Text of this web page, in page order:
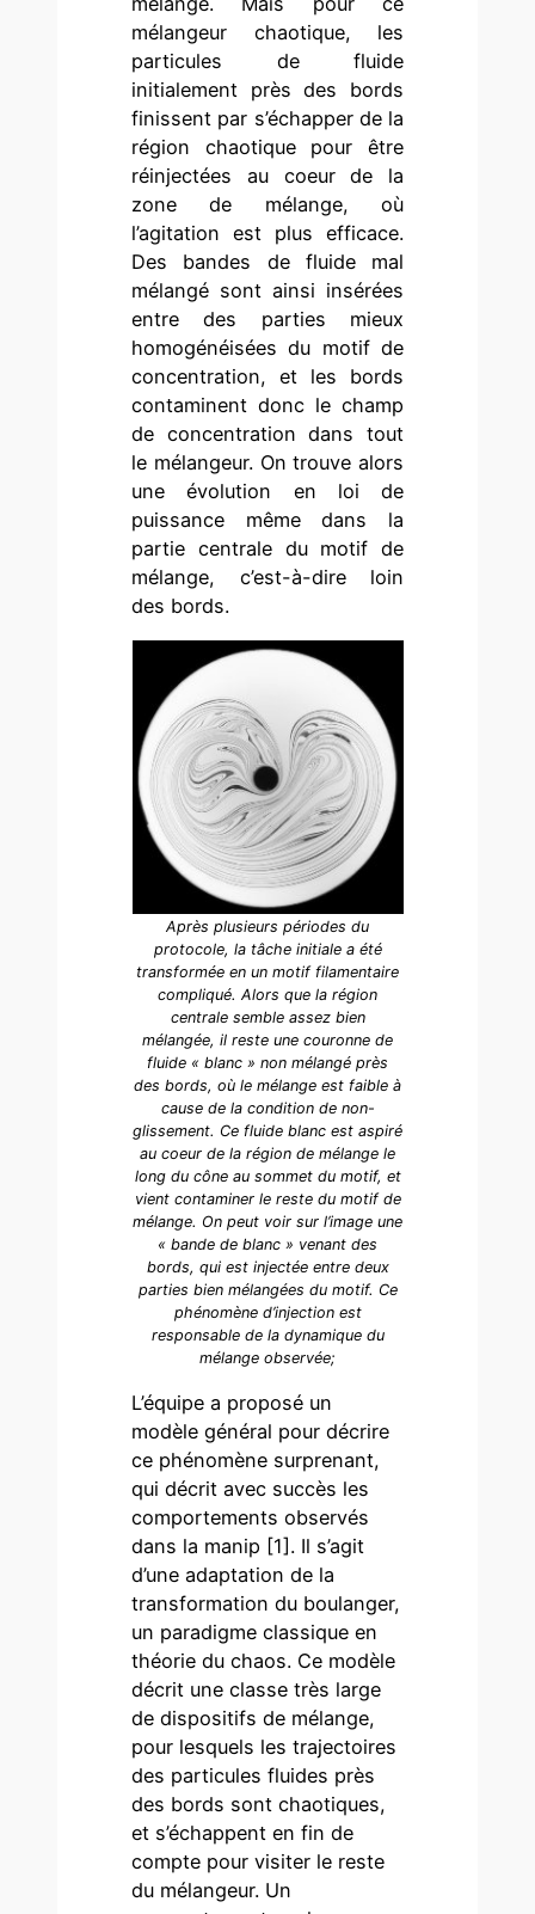
mélangeur chaotique, les
particules de fluide
initialement près des bords
finissent par s’échapper de la
région chaotique pour être
réinjectées au coeur de la
zone de mélange, où
l’agitation est plus efficace.
Des bandes de fluide mal
mélangé sont ainsi insérées
entre des parties mieux
homogénéisées du motif de
concentration, et les bords
contaminent donc le champ
de concentration dans tout
le mélangeur. On trouve alors
une évolution en loi de
puissance même dans la
partie centrale du motif de
mélange, c’est-à-dire loin
des bords.
Après plusieurs périodes du
protocole, la tâche initiale a été
transformée en un motif filamentaire
compliqué. Alors que la région
centrale semble assez bien
mélangée, il reste une couronne de
fluide « blanc » non mélangé près
des bords, où le mélange est faible à
cause de la condition de non-
glissement. Ce fluide blanc est aspiré
au coeur de la région de mélange le
long du cône au sommet du motif, et
vient contaminer le reste du motif de
mélange. On peut voir sur l’image une
« bande de blanc » venant des
bords, qui est injectée entre deux
parties bien mélangées du motif. Ce
phénomène d’injection est
responsable de la dynamique du
mélange observée;
L’équipe a proposé un
modèle général pour décrire
ce phénomène surprenant,
qui décrit avec succès les
comportements observés
dans la manip [1]. Il s’agit
d’une adaptation de la
transformation du boulanger,
un paradigme classique en
théorie du chaos. Ce modèle
décrit une classe très large
de dispositifs de mélange,
pour lesquels les trajectoires
des particules fluides près
des bords sont chaotiques,
et s’échappent en fin de
compte pour visiter le reste
du mélangeur. Un